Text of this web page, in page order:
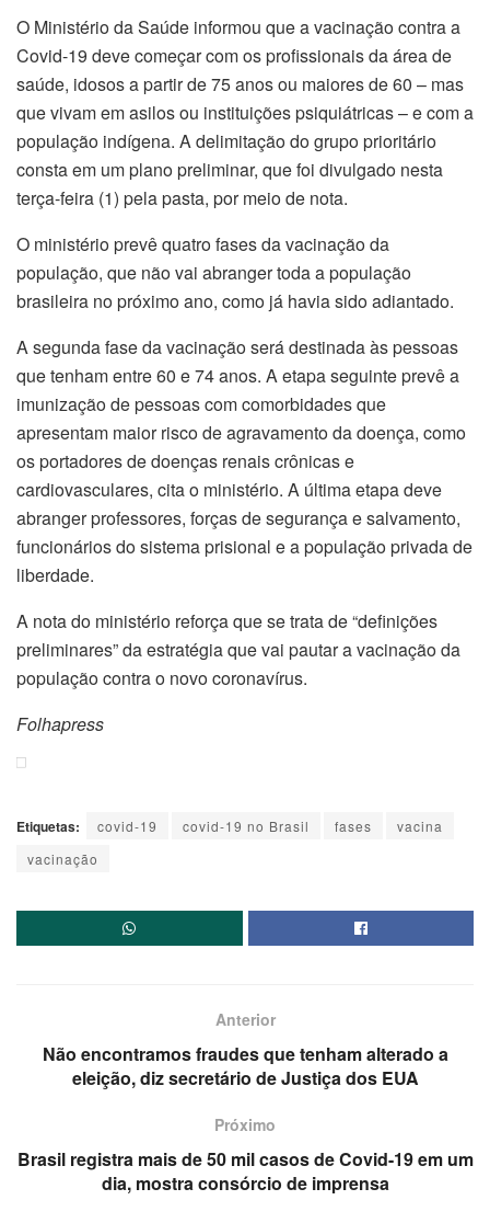
O Ministério da Saúde informou que a vacinação contra a
Covid-19 deve começar com os profissionais da área de
saúde, idosos a partir de 75 anos ou maiores de 60 – mas
que vivam em asilos ou instituições psiquiátricas – e com a
população indígena. A delimitação do grupo prioritário
consta em um plano preliminar, que foi divulgado nesta
terça-feira (1) pela pasta, por meio de nota.
O ministério prevê quatro fases da vacinação da
população, que não vai abranger toda a população
brasileira no próximo ano, como já havia sido adiantado.
A segunda fase da vacinação será destinada às pessoas
que tenham entre 60 e 74 anos. A etapa seguinte prevê a
imunização de pessoas com comorbidades que
apresentam maior risco de agravamento da doença, como
os portadores de doenças renais crônicas e
cardiovasculares, cita o ministério. A última etapa deve
abranger professores, forças de segurança e salvamento,
funcionários do sistema prisional e a população privada de
liberdade.
A nota do ministério reforça que se trata de “definições
preliminares” da estratégia que vai pautar a vacinação da
população contra o novo coronavírus.
Folhapress
Etiquetas: covid-19 covid-19 no Brasil fases
vacina
vacinação
Anterior
Não encontramos fraudes que tenham alterado a
eleição, diz secretário de Justiça dos EUA
Próximo
Brasil registra mais de 50 mil casos de Covid-19 em um
dia, mostra consórcio de imprensa